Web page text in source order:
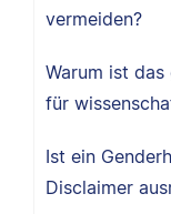
vermeiden?
Warum ist
für
Ist ein
Disclaimer